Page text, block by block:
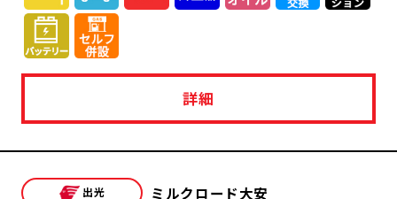
詳細
ミルクロード大安